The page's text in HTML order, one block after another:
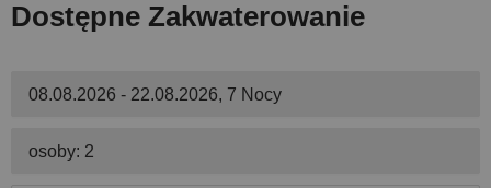
Dostępne Zakwaterowanie
08.08.2026 - 22.08.2026, 7 Nocy
osoby: 2